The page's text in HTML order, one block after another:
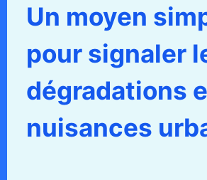
Un moyen
pour signaler
dégradations
nuisances